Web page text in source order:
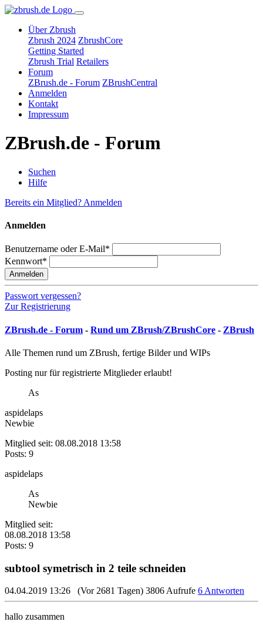
Über Zbrush
Zbrush 2024 ZbrushCore
Getting Started
Zbrush Trial Retailers
Forum
ZBrush.de - Forum ZBrushCentral
Anmelden
Kontakt
Impressum
ZBrush.de - Forum
Suchen
Hilfe
Bereits ein Mitglied? Anmelden
Anmelden
Benutzername oder E-Mail*
Kennwort*
Anmelden
Passwort vergessen?
Zur Registrierung
ZBrush.de - Forum - Rund um ZBrush/ZBrushCore - ZBrush
Alle Themen rund um ZBrush, fertige Bilder und WIPs
Posting nur für registrierte Mitglieder erlaubt!
As
aspidelaps
Newbie
Mitglied seit: 08.08.2018 13:58
Posts: 9
aspidelaps
As
Newbie
Mitglied seit:
08.08.2018 13:58
Posts: 9
subtool symetrisch in 2 teile schneiden
04.04.2019 13:26 (Vor 2681 Tagen) 3806 Aufrufe 6 Antworten
hallo zusammen